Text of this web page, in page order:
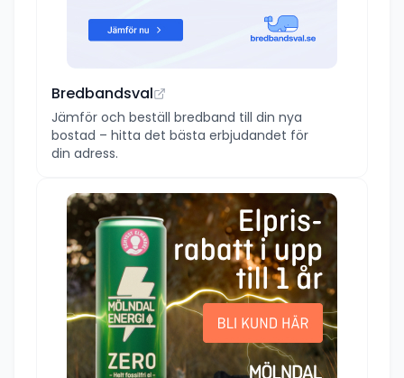
Bredbandsval
Jämför och beställ bredband till din nya
bostad – hitta det bästa erbjudandet för
din adress.